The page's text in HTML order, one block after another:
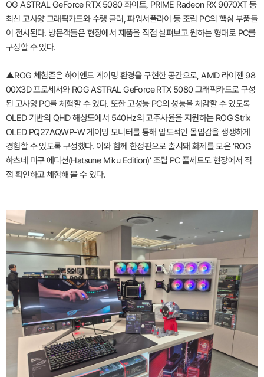
OG ASTRAL GeForce RTX 5080 화이트, PRIME Radeon RX 9070XT 등
최신 고사양 그래픽카드와 수랭 쿨러, 파워서플라이 등 조립 PC의 핵심 부품들
이 전시된다. 방문객들은 현장에서 제품을 직접 살펴보고 원하는 형태로 PC를
구성할 수 있다.
▲ROG 체험존은 하이엔드 게이밍 환경을 구현한 공간으로, AMD 라이젠 98
00X3D 프로세서와 ROG ASTRAL GeForce RTX 5080 그래픽카드로 구성
된 고사양 PC를 체험할 수 있다. 또한 고성능 PC의 성능을 체감할 수 있도록
OLED 기반의 QHD 해상도에서 540Hz의 고주사율을 지원하는 ROG Strix
OLED PQ27AQWP-W 게이밍 모니터를 통해 압도적인 몰입감을 생생하게
경험할 수 있도록 구성했다. 이와 함께 한정판으로 출시돼 화제를 모은 'ROG
하츠네 미쿠 에디션(Hatsune Miku Edition)' 조립 PC 풀세트도 현장에서 직
접 확인하고 체험해 볼 수 있다.